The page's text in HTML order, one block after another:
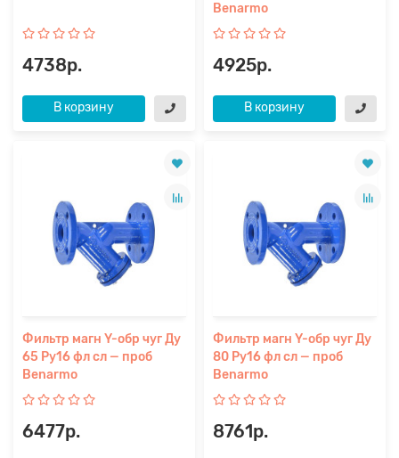
4738р.
В корзину
Benarmo
4925р.
В корзину
Фильтр магн Y-обр чуг Ду
65 Ру16 фл сл — проб
Benarmo
6477р.
Фильтр магн Y-обр чуг Ду
80 Ру16 фл сл — проб
Benarmo
8761р.